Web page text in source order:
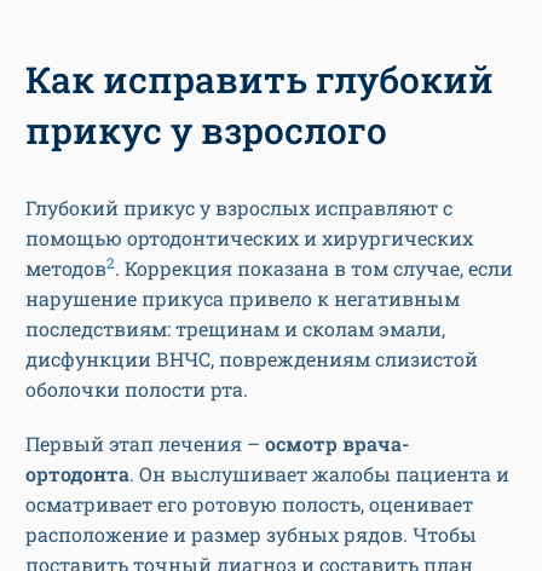
Как исправить глубокий
прикус у взрослого
Глубокий прикус у взрослых исправляют с
помощью ортодонтических и хирургических
методов2. Коррекция показана в том случае, если
нарушение прикуса привело к негативным
последствиям: трещинам и сколам эмали,
дисфункции ВНЧС, повреждениям слизистой
оболочки полости рта.
Первый этап лечения – осмотр врача-
ортодонта. Он выслушивает жалобы пациента и
осматривает его ротовую полость, оценивает
расположение и размер зубных рядов. Чтобы
поставить точный диагноз и составить план